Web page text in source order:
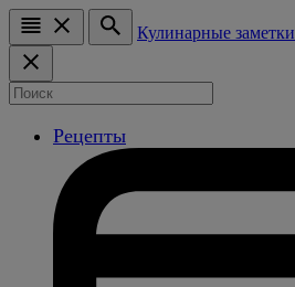
Кулинарные заметки
Рецепты